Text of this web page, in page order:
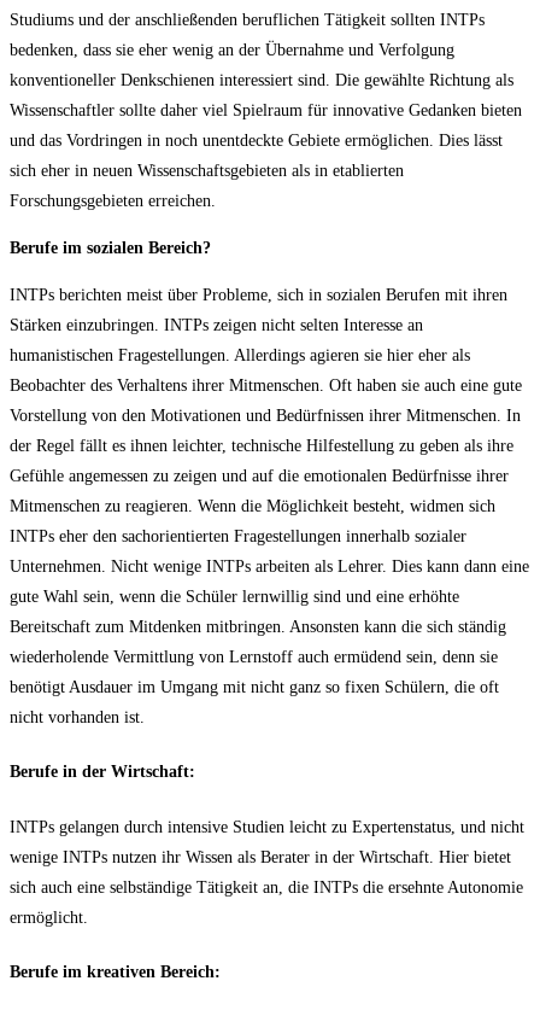
Studiums und der anschließenden beruflichen Tätigkeit sollten INTPs
bedenken, dass sie eher wenig an der Übernahme und Verfolgung
konventioneller Denkschienen interessiert sind. Die gewählte Richtung als
Wissenschaftler sollte daher viel Spielraum für innovative Gedanken bieten
und das Vordringen in noch unentdeckte Gebiete ermöglichen. Dies lässt
sich eher in neuen Wissenschaftsgebieten als in etablierten
Forschungsgebieten erreichen.
Berufe im sozialen Bereich?
INTPs berichten meist über Probleme, sich in sozialen Berufen mit ihren
Stärken einzubringen. INTPs zeigen nicht selten Interesse an
humanistischen Fragestellungen. Allerdings agieren sie hier eher als
Beobachter des Verhaltens ihrer Mitmenschen. Oft haben sie auch eine gute
Vorstellung von den Motivationen und Bedürfnissen ihrer Mitmenschen. In
der Regel fällt es ihnen leichter, technische Hilfestellung zu geben als ihre
Gefühle angemessen zu zeigen und auf die emotionalen Bedürfnisse ihrer
Mitmenschen zu reagieren. Wenn die Möglichkeit besteht, widmen sich
INTPs eher den sachorientierten Fragestellungen innerhalb sozialer
Unternehmen. Nicht wenige INTPs arbeiten als Lehrer. Dies kann dann eine
gute Wahl sein, wenn die Schüler lernwillig sind und eine erhöhte
Bereitschaft zum Mitdenken mitbringen. Ansonsten kann die sich ständig
wiederholende Vermittlung von Lernstoff auch ermüdend sein, denn sie
benötigt Ausdauer im Umgang mit nicht ganz so fixen Schülern, die oft
nicht vorhanden ist.
Berufe in der Wirtschaft:
INTPs gelangen durch intensive Studien leicht zu Expertenstatus, und nicht
wenige INTPs nutzen ihr Wissen als Berater in der Wirtschaft. Hier bietet
sich auch eine selbständige Tätigkeit an, die INTPs die ersehnte Autonomie
ermöglicht.
Berufe im kreativen Bereich: